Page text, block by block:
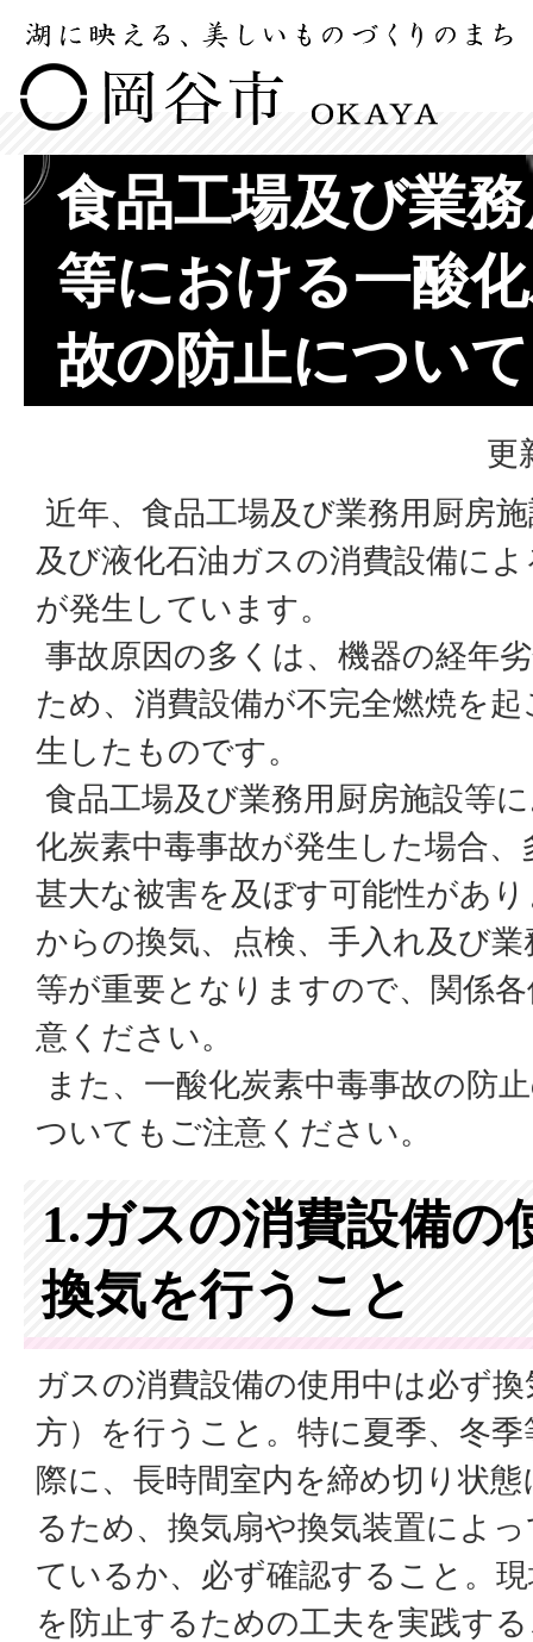
食品工場及び業
等における一酸
故の防止について
更
近年、食品工場及び業務用厨房
及び液化石油ガスの消費設備に
が発生しています。
事故原因の多くは、機器の経年
ため、消費設備が不完全燃焼を
生したものです。
食品工場及び業務用厨房施設等
化炭素中毒事故が発生した場合
甚大な被害を及ぼす可能性があ
からの換気、点検、手入れ及び
等が重要となりますので、関係
意ください。
また、一酸化炭素中毒事故の防
ついてもご注意ください。
1.ガスの消費設備の
換気を行うこと
ガスの消費設備の使用中は必ず
方）を行うこと。特に夏季、冬
際に、長時間室内を締め切り状
るため、換気扇や換気装置によ
ているか、必ず確認すること。
を防止するための工夫を実践す